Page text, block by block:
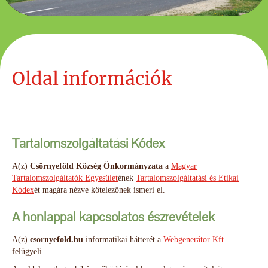
Oldal információk
Tartalomszolgáltatási Kódex
A(z) Csörnyeföld Község Önkormányzata a Magyar
Tartalomszolgáltatók Egyesületének Tartalomszolgáltatási és Etikai
Kódexét magára nézve kötelezőnek ismeri el.
A honlappal kapcsolatos észrevételek
A(z) csornyefold.hu informatikai hátterét a Webgenerátor Kft.
felügyeli.